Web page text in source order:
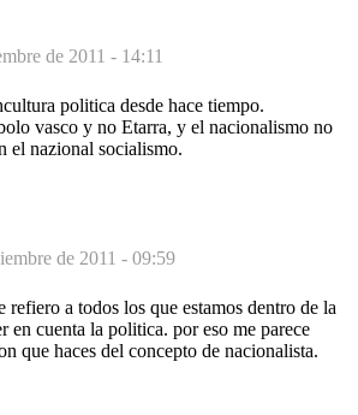
de 2011 - 14:11
politica desde hace tiempo.
vasco y no Etarra, y el nacionalismo no
el nazional socialismo.
de 2011 - 09:59
refiero a todos los que estamos dentro de la
en cuenta la politica. por eso me parece
que haces del concepto de nacionalista.